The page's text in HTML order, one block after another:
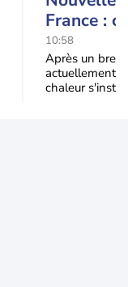
France :
10:58
Après un bref
actuellement,
chaleur